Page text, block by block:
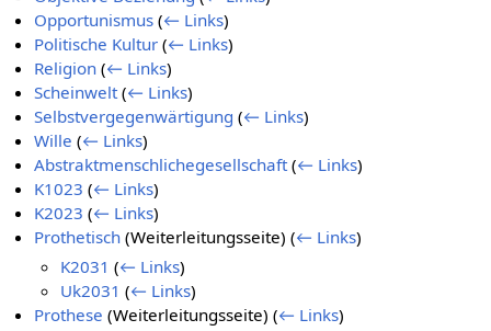
Opportunismus (← Links)
Politische Kultur (← Links)
Religion (← Links)
Scheinwelt (← Links)
Selbstvergegenwärtigung (← Links)
Wille (← Links)
Abstraktmenschlichegesellschaft (← Links)
K1023 (← Links)
K2023 (← Links)
Prothetisch (Weiterleitungsseite)(← Links)
K2031 (← Links)
Uk2031 (← Links)
Prothese (Weiterleitungsseite)(← Links)